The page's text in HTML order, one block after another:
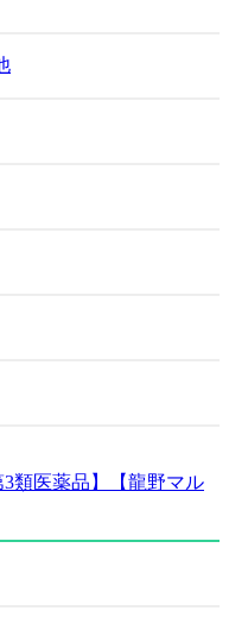
類医薬品】【龍野マル